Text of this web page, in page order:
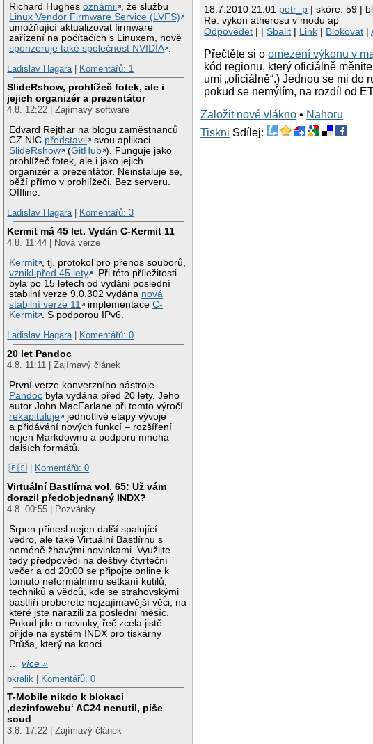
Richard Hughesoznámil
, že službu
Linux Vendor Firmware Service (LVFS)
umožňující aktualizovat firmware
zařízení na počítačích s Linuxem, nově
sponzoruje také společnost NVIDIA
Ladislav Hagara| Komentářů: 1
SlideRshow, prohlížeč fotek, ale i
jejich organizér a prezentátor
4.8. 12:22 | Zajímavý software
Edvard Rejthar na blogu zaměstnanců
CZ.NIC představil
svou aplikaci
SlideRshow
(GitHub ). Funguje jako
prohlížeč fotek, ale i jako jejich
organizér a prezentátor. Neinstaluje se,
běží přímo v prohlížeči. Bez serveru.
Offline.
Ladislav Hagara| Komentářů: 3
Kermit má 45 let. Vydán C-Kermit 11
4.8. 11:44 | Nová verze
Kermit
, tj. protokol pro přenos souborů,
vznikl před 45 lety
. Při této příležitosti
byla po 15 letech od vydání poslední
stabilní verze 9.0.302 vydána nová
stabilní verze 11
implementaceC-
Kermit
. S podporou IPv6.
Ladislav Hagara| Komentářů: 0
20 let Pandoc
4.8. 11:11 | Zajímavý článek
První verze konverzního nástroje
Pandoc byla vydána před 20 lety. Jeho
autor John MacFarlane při tomto výročí
rekapituluje
jednotlivé etapy vývoje
a přidávání nových funkcí – rozšíření
nejen Markdownu a podporu mnoha
dalších formátů.
|🇵🇸
Komentářů: 0
Virtuální Bastlírna vol. 65: Už vám
dorazil předobjednaný INDX?
4.8. 00:55 | Pozvánky
Srpen přinesl nejen další spalující
vedro, ale také Virtuální Bastlírnu s
neméně žhavými novinkami. Využijte
tedy předpovědi na deštivý čtvrteční
večer a od 20:00 se připojte online k
tomuto neformálnímu setkání kutilů,
techniků a vědců, kde se strahovskými
bastlíři proberete nejzajímavější věci, na
které jste narazili za poslední měsíc.
Pokud jde o novinky, řeč zcela jistě
přijde na systém INDX pro tiskárny
Průša, který na konci
…více »
bkralik | Komentářů: 0
T-Mobile nikdo k blokaci
‚dezinfowebu‘ AC24 nenutil, píše
soud
3.8. 17:22 | Zajímavý článek
18.7.2010 21:01 petr_p | skóre: 59 |
Re: vykon atherosu v modu ap
Odpovědět | |Sbalit | Link | Blokovat |
Přečtěte si oomezení výkonu v
kód regionu, který oficiálně
umí „oficiálně“.) Jednou se mi do
pokud se nemýlím, na rozdíl od
Založit nové vlákno • Nahoru
Tiskni Sdílej: